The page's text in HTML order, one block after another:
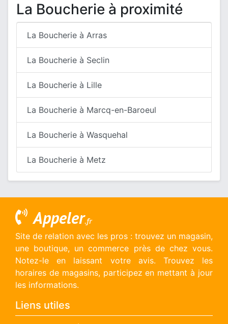
La Boucherie à proximité
La Boucherie à Arras
La Boucherie à Seclin
La Boucherie à Lille
La Boucherie à Marcq-en-Baroeul
La Boucherie à Wasquehal
La Boucherie à Metz
Appeler.fr
Site de relation avec les pros : trouvez un magasin,
une boutique, un commerce près de chez vous.
Notez-le en laissant votre avis. Trouvez les
horaires de magasins, participez en mettant à jour
les informations.
Liens utiles